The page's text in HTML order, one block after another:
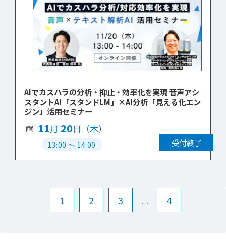
AIでカスハラの分析・抑止・効率化を実現 音声アシ
スタントAI「スタンドLM」×AI分析「見える化エン
ジン」活用セミナー
11月 20日（木）
13:00〜 14:00 受付終了
1 2 3 … 4